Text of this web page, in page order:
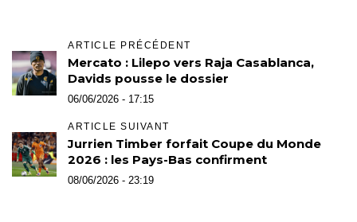
ARTICLE PRÉCÉDENT
Mercato : Lilepo vers Raja Casablanca,
Davids pousse le dossier
06/06/2026 - 17:15
ARTICLE SUIVANT
Jurrien Timber forfait Coupe du Monde
2026 : les Pays-Bas confirment
08/06/2026 - 23:19